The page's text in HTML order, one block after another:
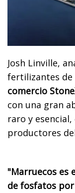
Josh Linville,
fertilizantes de
comercio
con una gran
raro y
productores
"Marruecos es
de fosfatos